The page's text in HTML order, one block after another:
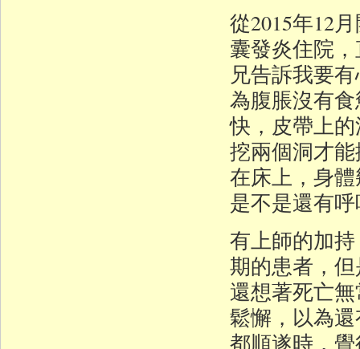
從2015年12
囊發炎住院
兄告訴我要
為腹脹沒有
快，皮帶上
挖兩個洞才
在床上，身
是不是還有
有上師的加
期的患者，
還想著死亡
鬆懈，以為
都順遂時，